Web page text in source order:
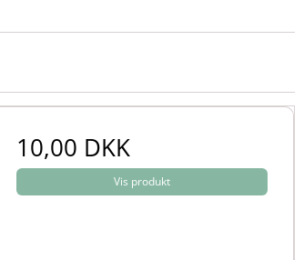
10,00 DKK
Vis produkt